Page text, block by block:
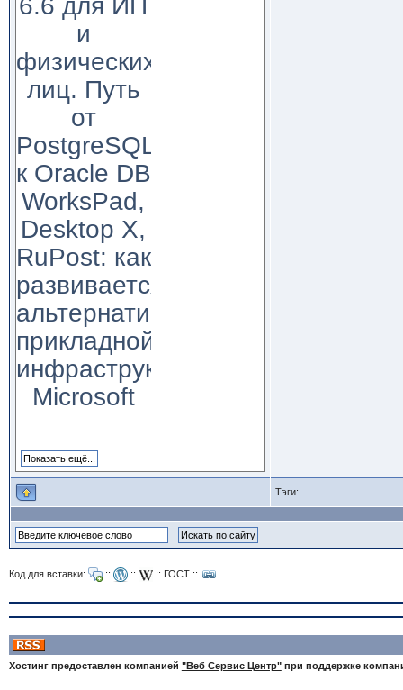
и
физических
лиц. Путь
от
PostgreSQL
к Oracle DB
WorksPad,
Desktop X,
RuPost: как
развивается
альтернатива
прикладной
инфраструктуре
Microsoft
Тэги:
Код для вставки: :: :: :: ГОСТ::
Хостинг предоставлен компанией "Веб Сервис Центр"при поддержке